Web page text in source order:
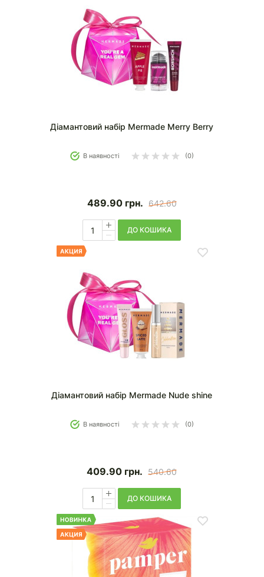
Діамантовий набір Mermade Merry Berry
В наявності (0)
489.90 грн. 642.60
ДО КОШИКА
Діамантовий набір Mermade Nude shine
В наявності (0)
409.90 грн. 540.60
ДО КОШИКА